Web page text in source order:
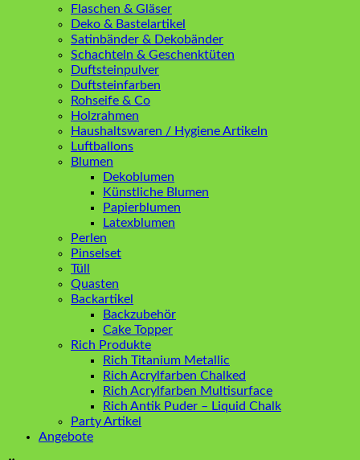
Flaschen & Gläser
Deko & Bastelartikel
Satinbänder & Dekobänder
Schachteln & Geschenktüten
Duftsteinpulver
Duftsteinfarben
Rohseife & Co
Holzrahmen
Haushaltswaren / Hygiene Artikeln
Luftballons
Blumen
Dekoblumen
Künstliche Blumen
Papierblumen
Latexblumen
Perlen
Pinselset
Tüll
Quasten
Backartikel
Backzubehör
Cake Topper
Rich Produkte
Rich Titanium Metallic
Rich Acrylfarben Chalked
Rich Acrylfarben Multisurface
Rich Antik Puder – Liquid Chalk
Party Artikel
Angebote